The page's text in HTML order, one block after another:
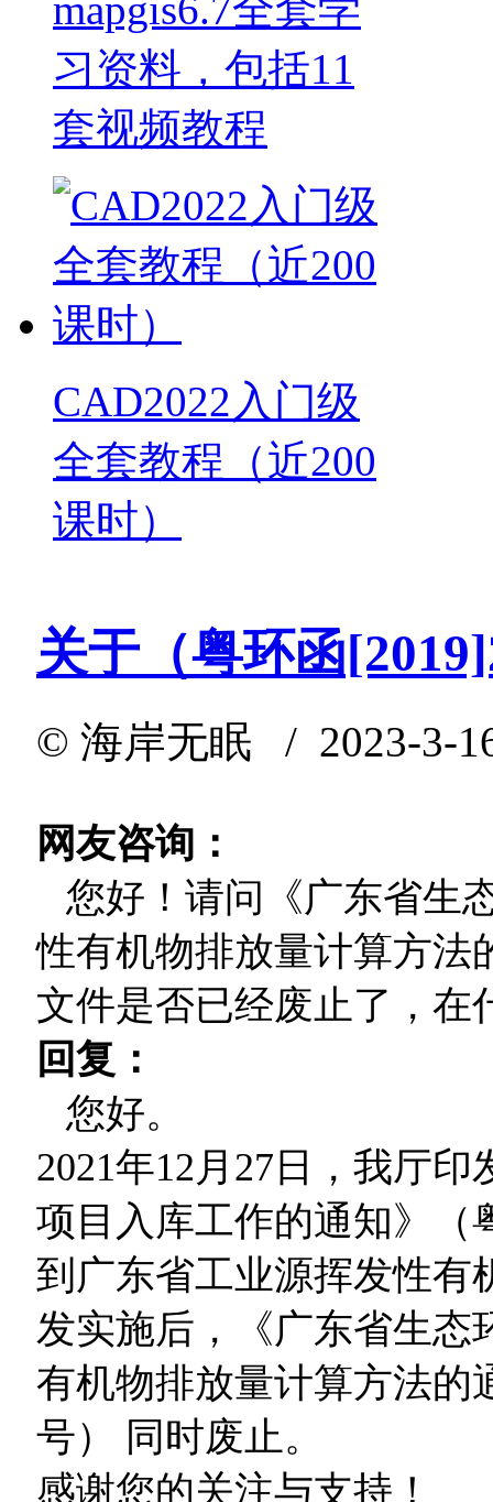
习资料，包括11
套视频教程
CAD2022入门级
全套教程（近200
课时）
关于（粤环函
© 海岸无眠 / 2023-3-
网友咨询：
您好！请问《广东省生
性有机物排放量计算方法
文件是否已经废止了，在
回复：
您好。
2021年12月27日，我厅
项目入库工作的通知》（
到广东省工业源挥发性有
发实施后，《广东省生态
有机物排放量计算方法的
号） 同时废止。
感谢您的关注与支持！